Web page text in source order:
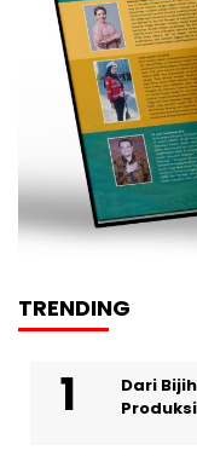
TRENDING
Dari